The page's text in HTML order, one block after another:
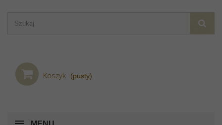
Koszyk (pusty)